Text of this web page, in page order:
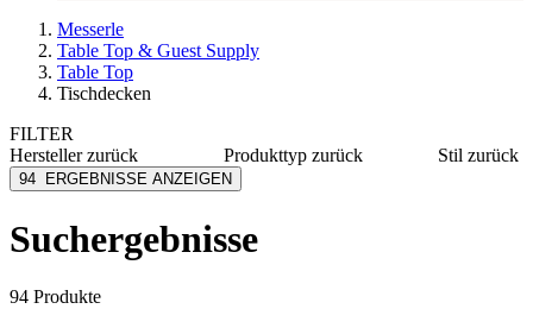
Messerle
Table Top & Guest Supply
Table Top
Tischdecken
FILTER
Herstellerzurück
Duni Table Top
Mank
MESSERLE
Produkttyp zurück
Stil zurück
94 ERGEBNISSE ANZEIGEN
Suchergebnisse
94 Produkte